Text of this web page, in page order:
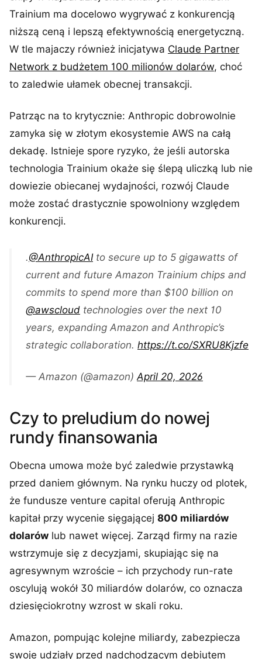
Trainium ma docelowo wygrywać z konkurencją
niższą ceną i lepszą efektywnością energetyczną.
W tle majaczy również inicjatywa Claude Partner
Network z budżetem 100 milionów dolarów, choć
to zaledwie ułamek obecnej transakcji.
Patrząc na to krytycznie: Anthropic dobrowolnie
zamyka się w złotym ekosystemie AWS na całą
dekadę. Istnieje spore ryzyko, że jeśli autorska
technologia Trainium okaże się ślepą uliczką lub nie
dowiezie obiecanej wydajności, rozwój Claude
może zostać drastycznie spowolniony względem
konkurencji.
.@AnthropicAIto secure up to 5 gigawatts of
current and future Amazon Trainium chips and
commits to spend more than $100 billion on
@awscloud technologies over the next 10
years, expanding Amazon and Anthropic’s
strategic collaboration. https://t.co/SXRU8Kjzfe
— Amazon (@amazon)April 20, 2026
Czy to preludium do nowej
rundy finansowania
Obecna umowa może być zaledwie przystawką
przed daniem głównym. Na rynku huczy od plotek,
że fundusze venture capital oferują Anthropic
kapitał przy wycenie sięgającej 800 miliardów
dolarów lub nawet więcej. Zarząd firmy na razie
wstrzymuje się z decyzjami, skupiając się na
agresywnym wzroście – ich przychody run-rate
oscylują wokół 30 miliardów dolarów, co oznacza
dziesięciokrotny wzrost w skali roku.
Amazon, pompując kolejne miliardy, zabezpiecza
swoje udziały przed nadchodzącym debiutem